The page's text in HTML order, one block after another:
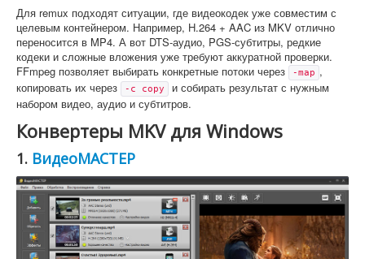
Для remux подходят ситуации, где видеокодек уже совместим с
целевым контейнером. Например, H.264 + AAC из MKV отлично
переносится в MP4. А вот DTS-аудио, PGS-субтитры, редкие
кодеки и сложные вложения уже требуют аккуратной проверки.
FFmpeg позволяет выбирать конкретные потоки через
-map ,
копировать их через
-c copy
и собирать результат с нужным
набором видео, аудио и субтитров.
Конвертеры MKV для Windows
1. ВидеоМАСТЕР